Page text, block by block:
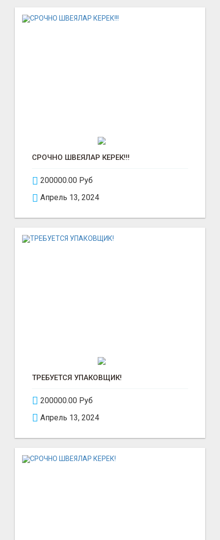
СРОЧНО ШВЕЯЛАР КЕРЕК!!!
200000.00 Руб
Апрель 13, 2024
ТРЕБУЕТСЯ УПАКОВЩИК!
200000.00 Руб
Апрель 13, 2024